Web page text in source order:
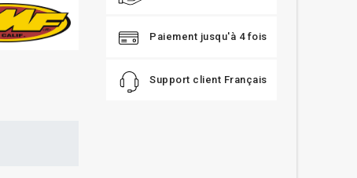
Paiement jusqu'à 4 fois
Support client Français